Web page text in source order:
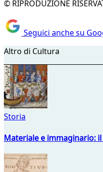
© RIPRODUZIONE
Seguici anche su
Altro di Cultura
Storia
Materiale e immaginario: